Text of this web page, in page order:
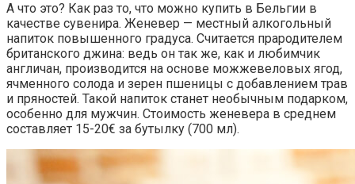
А что это? Как раз то, что можно купить в Бельгии в
качестве сувенира. Женевер — местный алкогольный
напиток повышенного градуса. Считается прародителем
британского джина: ведь он так же, как и любимчик
англичан, производится на основе можжевеловых ягод,
ячменного солода и зерен пшеницы с добавлением трав
и пряностей. Такой напиток станет необычным подарком,
особенно для мужчин. Стоимость женевера в среднем
составляет 15-20€ за бутылку (700 мл).